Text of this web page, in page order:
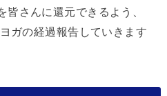
皆さんに還元できるよう、
ガの経過報告していきます